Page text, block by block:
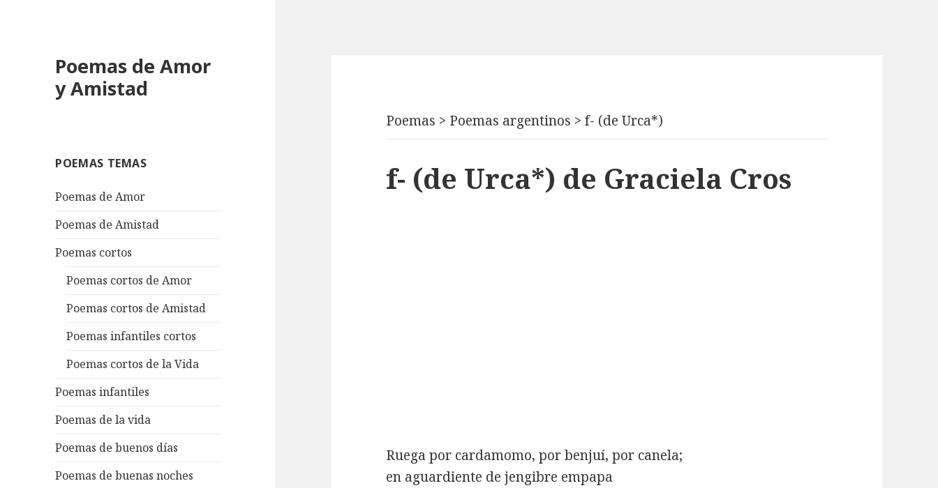
Poemas de Amor
y Amistad
POEMAS TEMAS
Poemas de Amor
Poemas de Amistad
Poemas cortos
Poemas cortos de Amor
Poemas cortos de Amistad
Poemas infantiles cortos
Poemas cortos de la Vida
Poemas infantiles
Poemas de la vida
Poemas de buenos días
Poemas de buenas noches
Poemas > Poemas argentinos >f- (de Urca*)
f- (de Urca*) de Graciela Cros
Ruega por cardamomo, por benjuí, por canela;
en aguardiente de jengibre empapa